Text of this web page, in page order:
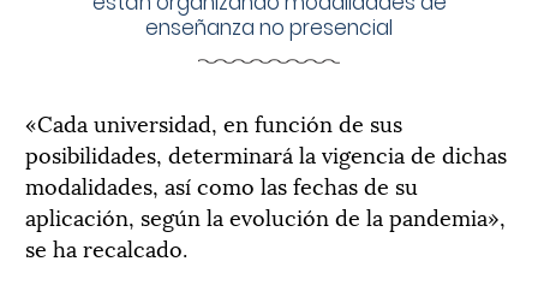
enseñanza no presencial
«Cada universidad, en función de sus
posibilidades, determinará la vigencia de dichas
modalidades, así como las fechas de su
aplicación, según la evolución de la pandemia»,
se ha recalcado.